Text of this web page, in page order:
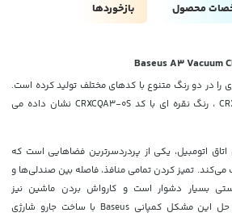
محصول بازخوردها
را در دو رنگ متنوع با کدهای مختلف تولید کرده است.
رنگ طوسی با کد CRXCQA3-0A ، رنگ نقره ای با کد CRXCQA3-0S نشان داده می
اتومبیل، یکی از پردردسرترین فضاهایی است که
می‌کند. تمیز کردن تمامی منافذ، فاصله بین صندلی‌ها و
بسیار دشوار است و کارواش بردن ماشین نیز
هزینه‌های خود را دارد. برای حل این مشکل کمپانی Baseus با ساخت جارو شارژی